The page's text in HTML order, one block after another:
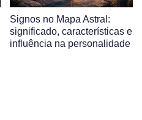
Signos no Mapa Astral:
significado, características e
influência na personalidade